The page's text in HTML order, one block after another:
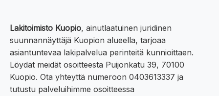
Lakitoimisto Kuopio, ainutlaatuinen juridinen
suunnannäyttäjä Kuopion alueella, tarjoaa
asiantuntevaa lakipalvelua perinteitä kunnioittaen.
Löydät meidät osoitteesta Puijonkatu 39, 70100
Kuopio. Ota yhteyttä numeroon 0403613337 ja
tutustu palveluihimme osoitteessa